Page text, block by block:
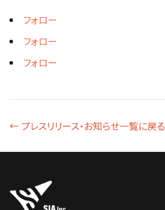
フォロー
フォロー
フォロー
← プレスリリース・お知らせ一覧に戻る